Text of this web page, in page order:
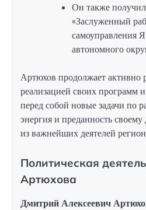
Он также
«Заслуженный
самоуправления
автономного
Артюхов продолжает активно
реализацией своих программ
перед собой новые задачи по
энергия и преданность
из важнейших деятелей
Политическая
Артюхова
Дмитрий Алексеевич